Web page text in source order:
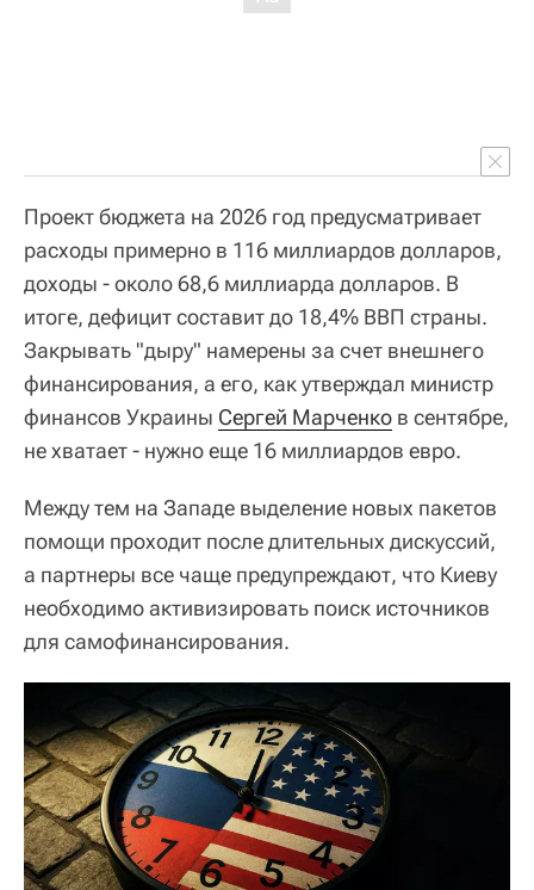
Проект бюджета на 2026 год предусматривает
расходы примерно в 116 миллиардов долларов,
доходы - около 68,6 миллиарда долларов. В
итоге, дефицит составит до 18,4% ВВП страны.
Закрывать "дыру" намерены за счет внешнего
финансирования, а его, как утверждал министр
финансов Украины Сергей Марченко в сентябре,
не хватает - нужно еще 16 миллиардов евро.
Между тем на Западе выделение новых пакетов
помощи проходит после длительных дискуссий,
а партнеры все чаще предупреждают, что Киеву
необходимо активизировать поиск источников
для самофинансирования.